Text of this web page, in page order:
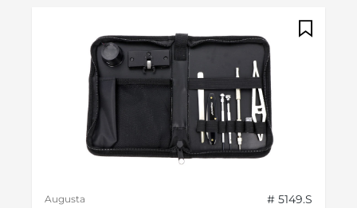
Augusta # 5149.S